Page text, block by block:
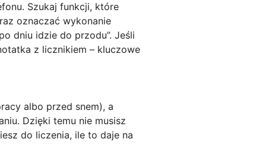
Szukaj funkcji, które
oznaczać wykonanie
dniu idzie do przodu”. Jeśli
z licznikiem – kluczowe
albo przed snem), a
Dzięki temu nie musisz
do liczenia, ile to daje na